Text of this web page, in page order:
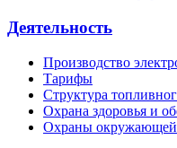
Деятельность
Производство
Тарифы
Структура
Охрана здоровья и
Охраны окружающей